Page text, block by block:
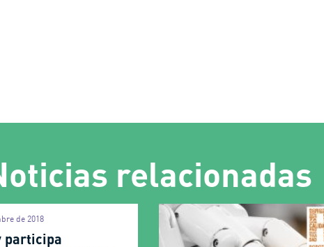
relacionadas
participa
de 2018